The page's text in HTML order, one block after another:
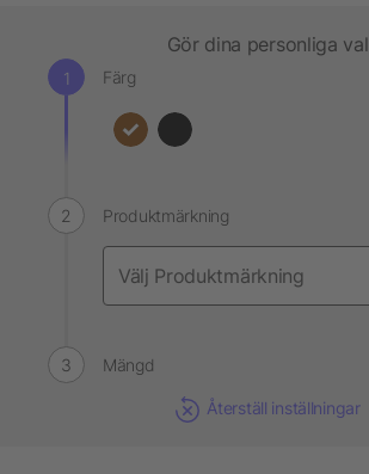
Gör dina personliga val
Färg
Produktmärkning
Mängd
Återställ inställningar